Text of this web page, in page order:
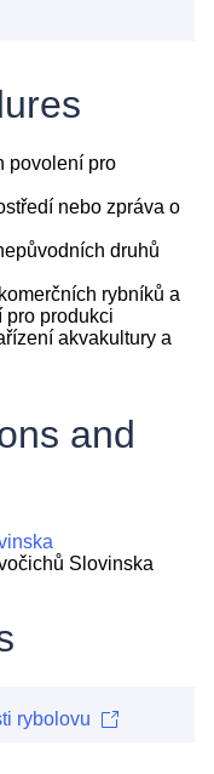
povolení pro
nebo zpráva o
druhů
rybníků a
pro produkci
akvakultury a
and
Slovinska
rybolovu